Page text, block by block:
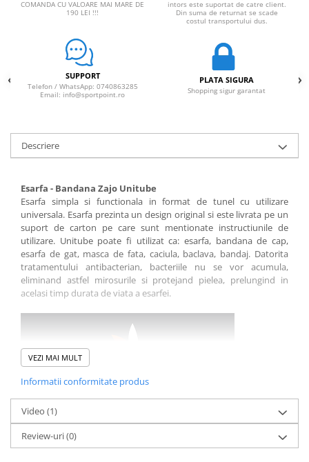
COMANDA CU VALOARE MAI MARE DE
190 LEI !!!
intors este suportat de catre client.
Din suma de returnat se scade
costul transportului dus.
SUPPORT
Telefon / WhatsApp: 0740863285
Email: info@sportpoint.ro
PLATA SIGURA
Shopping sigur garantat
Descriere
Esarfa - Bandana Zajo Unitube
Esarfa simpla si functionala in format de tunel cu utilizare
universala. Esarfa prezinta un design original si este livrata pe un
suport de carton pe care sunt mentionate instructiunile de
utilizare. Unitube poate fi utilizat ca: esarfa, bandana de cap,
esarfa de gat, masca de fata, caciula, baclava, bandaj. Datorita
tratamentului antibacterian, bacteriile nu se vor acumula,
eliminand astfel mirosurile si protejand pielea, prelungind in
acelasi timp durata de viata a esarfei.
Caracteristici:
model: unisex
VEZI MAI MULT
Informatii conformitate produs
Video (1)
Review-uri(0)